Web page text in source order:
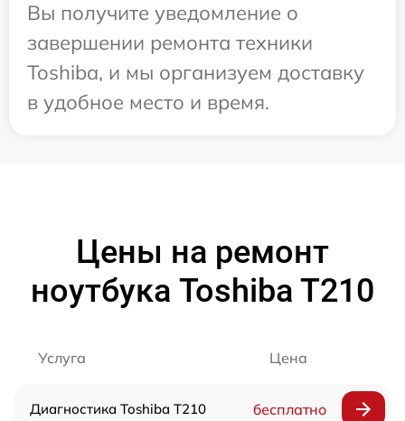
Вы получите уведомление о
завершении ремонта техники
Toshiba, и мы организуем доставку
в удобное место и время.
Цены на ремонт
ноутбука Toshiba T210
Услуга Цена
Диагностика Toshiba T210 бесплатно